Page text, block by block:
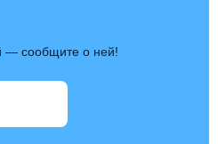
— сообщите о ней!